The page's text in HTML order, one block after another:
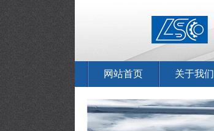
网站首页 关于我们